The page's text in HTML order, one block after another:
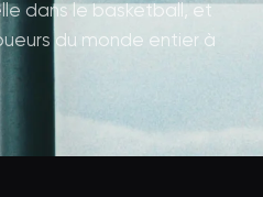
dans le basketball, et
du monde entier à